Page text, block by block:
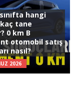
hangi
tane
0 km B
otomobil satış
nasıl?
2026